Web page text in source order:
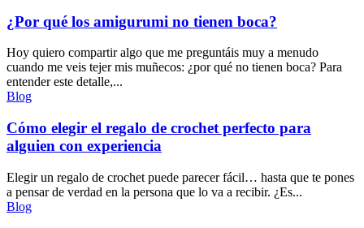
¿Por qué los amigurumi no tienen boca?
Hoy quiero compartir algo que me preguntáis muy a menudo
cuando me veis tejer mis muñecos: ¿por qué no tienen boca? Para
entender este detalle,...
Blog
Cómo elegir el regalo de crochet perfecto para
alguien con experiencia
Elegir un regalo de crochet puede parecer fácil… hasta que te pones
a pensar de verdad en la persona que lo va a recibir. ¿Es...
Blog